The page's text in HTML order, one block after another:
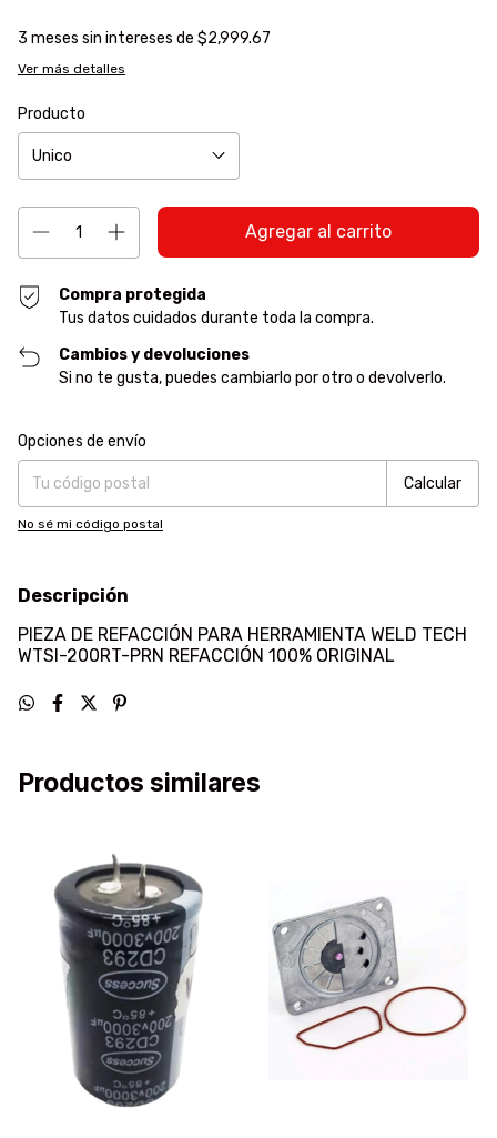
3 meses sin intereses de $2,999.67
Ver más detalles
Producto
Compra protegida
Tus datos cuidados durante toda la compra.
Cambios y devoluciones
Si no te gusta, puedes cambiarlo por otro o devolverlo.
Entregas para el CP:
Opciones de envío
Calcular
No sé mi código postal
Descripción
PIEZA DE REFACCIÓN PARA HERRAMIENTA WELD TECH
WTSI-200RT-PRN REFACCIÓN 100% ORIGINAL
Productos similares